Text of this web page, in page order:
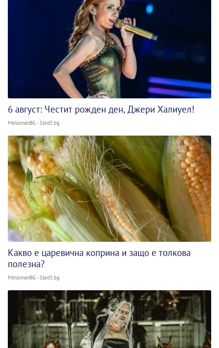
6 август: Честит рожден ден, Джери Халиуел!
MelomanBG - Sled5.bg
Какво е царевична коприна и защо е толкова
полезна?
MelomanBG - Sled5.bg